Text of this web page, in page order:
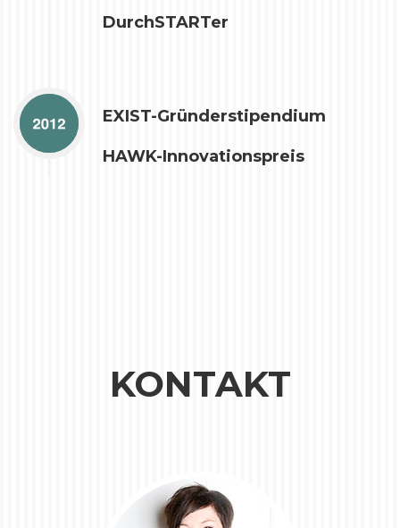
DurchSTARTer
EXIST-Gründerstipendium
HAWK-Innovationspreis
KONTAKT